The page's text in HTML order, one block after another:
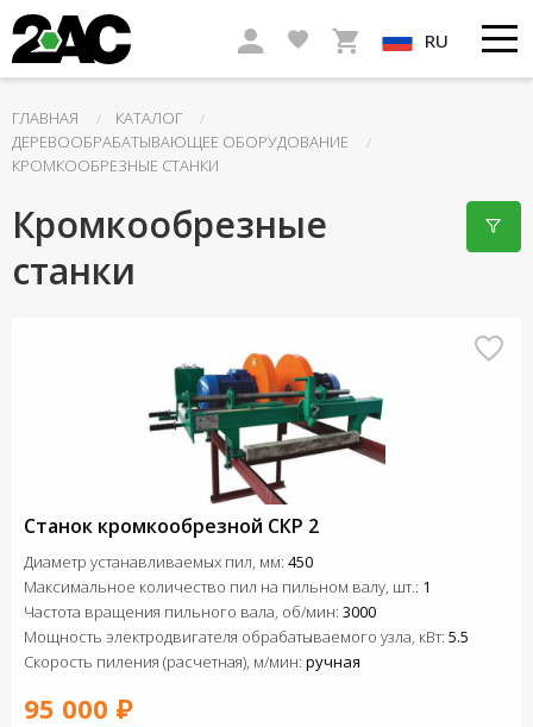
RU
ГЛАВНАЯ
КАТАЛОГ
ДЕРЕВООБРАБАТЫВАЮЩЕЕ ОБОРУДОВАНИЕ
КРОМКООБРЕЗНЫЕ СТАНКИ
Кромкообрезные
станки
Станок кромкообрезной СКР 2
Диаметр устанавливаемых пил, мм: 450
Максимальное количество пил на пильном валу, шт.: 1
Частота вращения пильного вала, об/мин: 3000
Мощность электродвигателя обрабатываемого узла, кВт: 5.5
Скорость пиления (расчетная), м/мин: ручная
95 000 ₽